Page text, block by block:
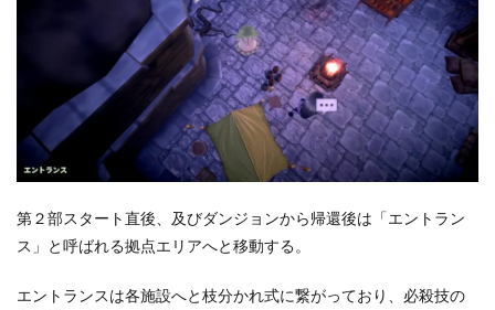
第２部スタート直後、及びダンジョンから帰還後は「エントラン
ス」と呼ばれる拠点エリアへと移動する。
エントランスは各施設へと枝分かれ式に繋がっており、必殺技の